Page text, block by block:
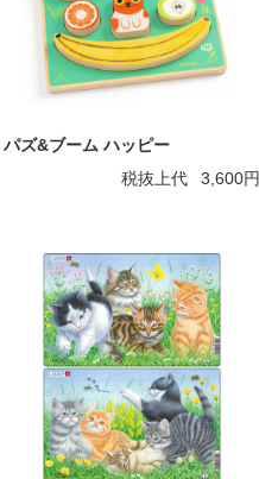
パズ&ブーム ハッピー
税抜上代
3,600円